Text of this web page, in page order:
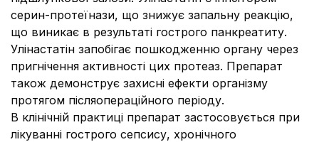
серин-протеїнази, що знижує запальну реакцію,
що виникає в результаті гострого панкреатиту.
Улінастатін запобігає пошкодженню органу через
пригнічення активності цих протеаз. Препарат
також демонструє захисні ефекти організму
протягом післяопераційного періоду.
В клінічній практиці препарат застосовується при
лікуванні гострого сепсису, хронічного